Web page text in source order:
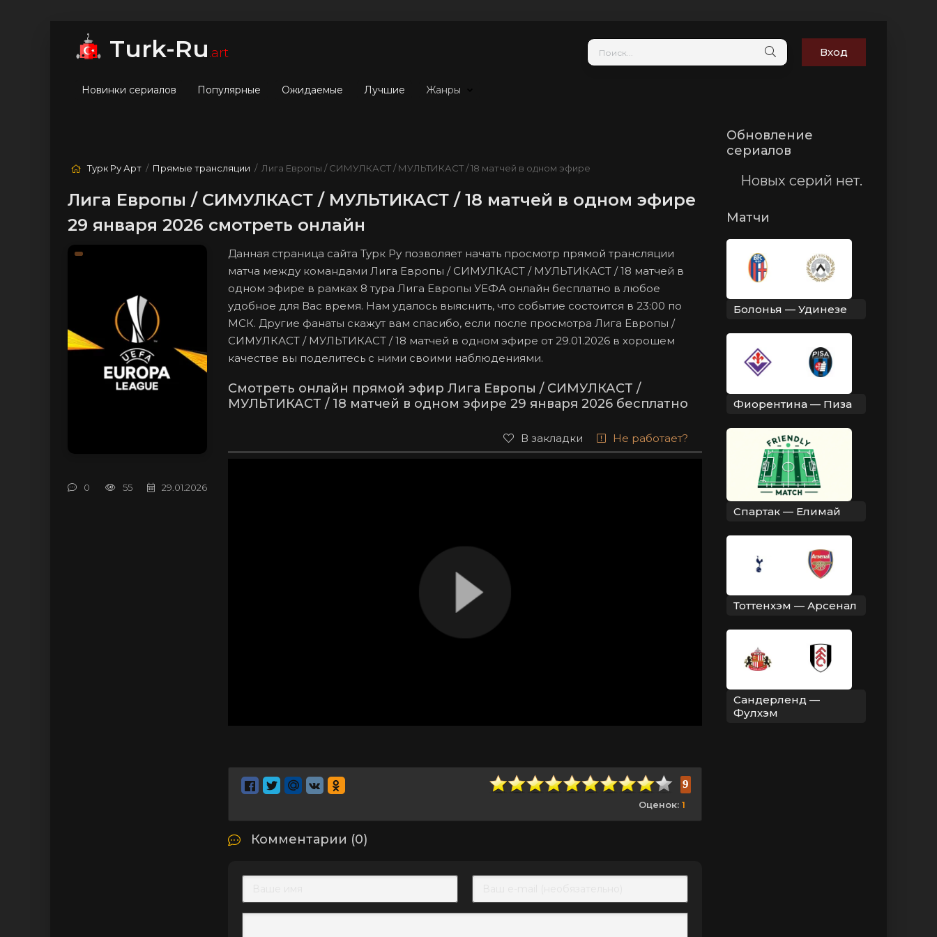
Turk-Ru.art Вход
Новинки сериалов Популярные Ожидаемые Лучшие Жанры
Турк Ру Арт / Прямые трансляции / Лига Европы / СИМУЛКАСТ / МУЛЬТИКАСТ / 18 матчей в одном эфире
Лига Европы / СИМУЛКАСТ / МУЛЬТИКАСТ / 18 матчей в одном эфире
29 января 2026 смотреть онлайн
29.01.2026
55
0
Данная страница сайта Турк Ру позволяет начать просмотр прямой трансляции
матча между командами Лига Европы / СИМУЛКАСТ / МУЛЬТИКАСТ / 18 матчей в
одном эфире в рамках 8 тура Лига Европы УЕФА онлайн бесплатно в любое
удобное для Вас время. Нам удалось выяснить, что событие состоится в 23:00 по
МСК. Другие фанаты скажут вам спасибо, если после просмотра Лига Европы /
СИМУЛКАСТ / МУЛЬТИКАСТ / 18 матчей в одном эфире от 29.01.2026 в хорошем
качестве вы поделитесь с ними своими наблюдениями.
Смотреть онлайн прямой эфир Лига Европы / СИМУЛКАСТ /
МУЛЬТИКАСТ / 18 матчей в одном эфире 29 января 2026 бесплатно
В закладки Не работает?
9
Оценок: 1
Комментарии (0)
Обновление
сериалов
Новых серий нет.
Матчи
Болонья — Удинезе
Фиорентина — Пиза
Спартак — Елимай
Тоттенхэм — Арсенал
Сандерленд —
Фулхэм